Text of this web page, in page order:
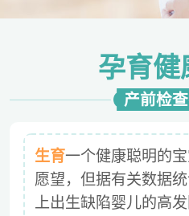
孕育健
产前检
生育一个健康聪明的
愿望，但据有关数据
上出生缺陷婴儿的高